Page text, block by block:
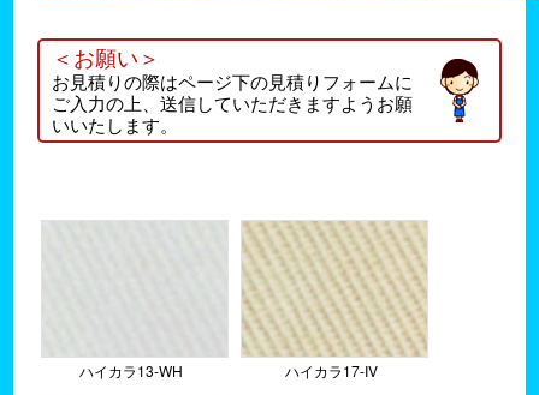
＜お願い＞
お見積りの際はページ下の見積りフォームに
ご入力の上、送信していただきますようお願
いいたします。
ハイカラ13-WH ハイカラ17-IV